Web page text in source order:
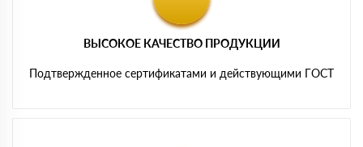
ВЫСОКОЕ КАЧЕСТВО ПРОДУКЦИИ
Подтвержденное сертификатами и действующими ГОСТ